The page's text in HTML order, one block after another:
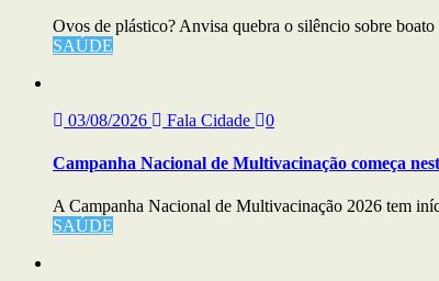
Ovos de plástico? Anvisa quebra o silêncio sobre
SAÚDE
03/08/2026 Fala Cidade 0
Campanha Nacional de Multivacinação começa
A Campanha Nacional de Multivacinação 2026 tem
SAÚDE